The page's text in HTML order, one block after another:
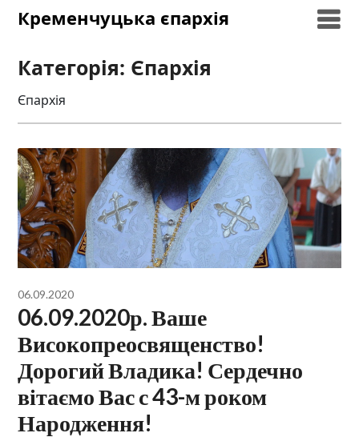
SkipКременчуцька єпархія
Категорія: Єпархія
Єпархія
06.09.2020
06.09.2020р. Ваше
Високопреосвященство!
Дорогий Владика! Сердечно
вітаємо Вас с 43-м роком
Народження!